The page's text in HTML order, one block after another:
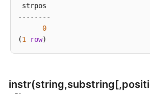
式
说
明
差
--------
0
(1 row